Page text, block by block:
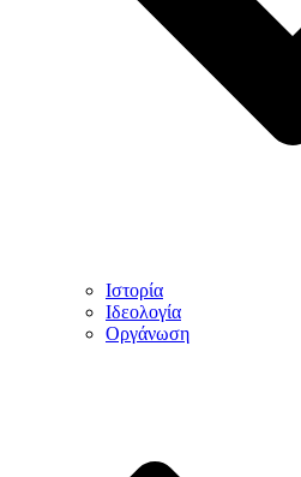
Ιστορία
Ιδεολογία
Οργάνωση